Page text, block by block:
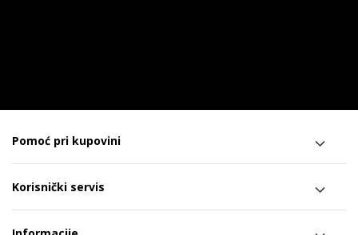
Pomoć pri kupovini
Korisnički servis